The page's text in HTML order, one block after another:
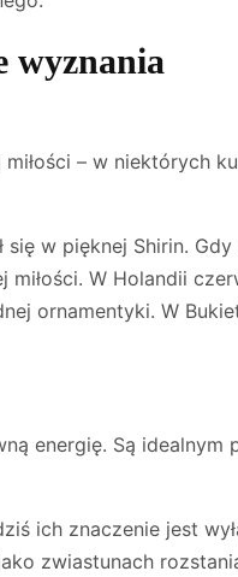
wyznania
– w niektórych
w pięknej Shirin.
W Holandii
ornamentyki. W
energię. Są
ich znaczenie jest
zwiastunach